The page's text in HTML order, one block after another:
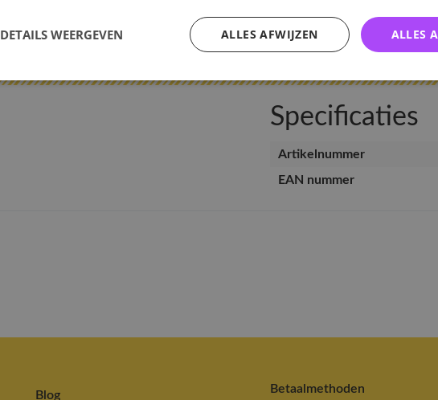
Specificaties
Artikelnummer
EAN nummer
Blog Betaalmethoden
ALLES
ALLES AFWIJZEN
DETAILS WEERGEVEN